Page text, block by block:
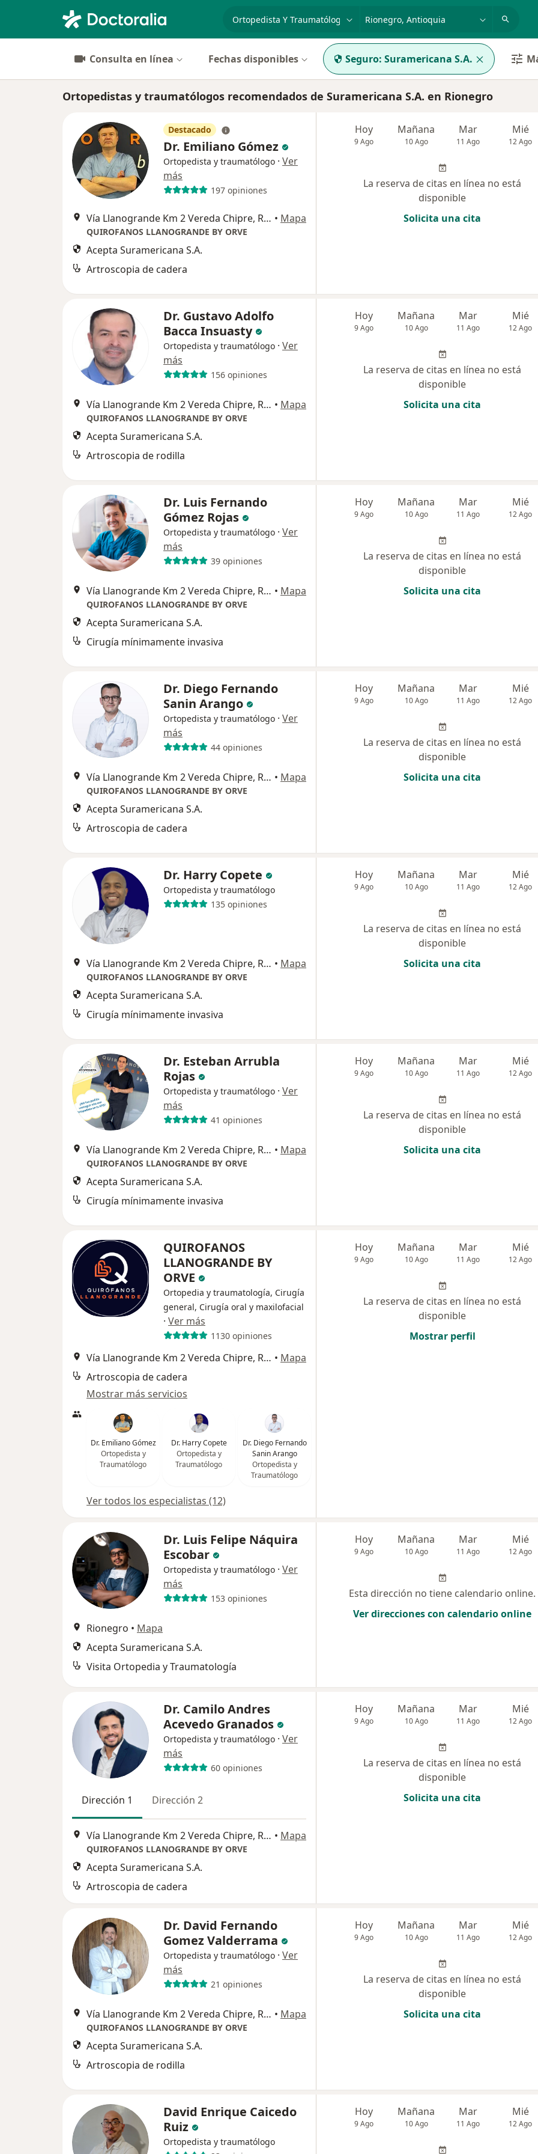
especialidad, enfermedad o nombre
Consulta en línea Fechas disponibles Seguro: Suramericana S.A.
Ortopedistas y traumatólogos recomendados de Suramericana S.A. en Rionegro
Destacado
Dr. Emiliano Gómez
Ortopedista y traumatólogo · Ver
más
197 opiniones
Vía Llanogrande Km 2 Vereda Chipre, Rionegro • Mapa
QUIROFANOS LLANOGRANDE BY ORVE
Acepta Suramericana S.A.
Artroscopia de cadera
Hoy
9 Ago
Mañana
10 Ago
Mar
11 Ago
Mié
12 Ago
La reserva de citas en línea no está
disponible
Solicita una cita
Dr. Gustavo Adolfo
Bacca Insuasty
Ortopedista y traumatólogo · Ver
más
156 opiniones
Vía Llanogrande Km 2 Vereda Chipre, Rionegro • Mapa
QUIROFANOS LLANOGRANDE BY ORVE
Acepta Suramericana S.A.
Artroscopia de rodilla
Hoy
9 Ago
Mañana
10 Ago
Mar
11 Ago
Mié
12 Ago
La reserva de citas en línea no está
disponible
Solicita una cita
Dr. Luis Fernando
Gómez Rojas
Ortopedista y traumatólogo · Ver
más
39 opiniones
Vía Llanogrande Km 2 Vereda Chipre, Rionegro • Mapa
QUIROFANOS LLANOGRANDE BY ORVE
Acepta Suramericana S.A.
Cirugía mínimamente invasiva
Hoy
9 Ago
Mañana
10 Ago
Mar
11 Ago
Mié
12 Ago
La reserva de citas en línea no está
disponible
Solicita una cita
Dr. Diego Fernando
Sanin Arango
Ortopedista y traumatólogo · Ver
más
44 opiniones
Vía Llanogrande Km 2 Vereda Chipre, Rionegro • Mapa
QUIROFANOS LLANOGRANDE BY ORVE
Acepta Suramericana S.A.
Artroscopia de cadera
Hoy
9 Ago
Mañana
10 Ago
Mar
11 Ago
Mié
12 Ago
La reserva de citas en línea no está
disponible
Solicita una cita
Dr. Harry Copete
Ortopedista y traumatólogo
135 opiniones
Vía Llanogrande Km 2 Vereda Chipre, Rionegro • Mapa
QUIROFANOS LLANOGRANDE BY ORVE
Acepta Suramericana S.A.
Cirugía mínimamente invasiva
Hoy
9 Ago
Mañana
10 Ago
Mar
11 Ago
Mié
12 Ago
La reserva de citas en línea no está
disponible
Solicita una cita
Dr. Esteban Arrubla
Rojas
Ortopedista y traumatólogo · Ver
más
41 opiniones
Vía Llanogrande Km 2 Vereda Chipre, Rionegro • Mapa
QUIROFANOS LLANOGRANDE BY ORVE
Acepta Suramericana S.A.
Cirugía mínimamente invasiva
Hoy
9 Ago
Mañana
10 Ago
Mar
11 Ago
Mié
12 Ago
La reserva de citas en línea no está
disponible
Solicita una cita
QUIROFANOS
LLANOGRANDE BY
ORVE
Ortopedia y traumatología, Cirugía
general, Cirugía oral y maxilofacial
· Ver más
1130 opiniones
Vía Llanogrande Km 2 Vereda Chipre, Rionegro • Mapa
Artroscopia de cadera
Mostrar más servicios
Dr. Emiliano Gómez
Ortopedista y
Traumatólogo
Dr. Harry Copete
Ortopedista y
Traumatólogo
Dr. Diego Fernando
Sanin Arango
Ortopedista y
Traumatólogo
Ver todos los especialistas (12)
Hoy
9 Ago
Mañana
10 Ago
Mar
11 Ago
Mié
12 Ago
La reserva de citas en línea no está
disponible
Mostrar perfil
Dr. Luis Felipe Náquira
Escobar
Ortopedista y traumatólogo · Ver
más
153 opiniones
Rionegro • Mapa
Acepta Suramericana S.A.
Visita Ortopedia y Traumatología
Hoy
9 Ago
Mañana
10 Ago
Mar
11 Ago
Mié
12 Ago
Esta dirección no tiene calendario online.
Ver direcciones con calendario online
Dr. Camilo Andres
Acevedo Granados
Ortopedista y traumatólogo · Ver
más
60 opiniones
Dirección 1 Dirección 2
Vía Llanogrande Km 2 Vereda Chipre, Rionegro • Mapa
QUIROFANOS LLANOGRANDE BY ORVE
Acepta Suramericana S.A.
Artroscopia de cadera
Hoy
9 Ago
Mañana
10 Ago
Mar
11 Ago
Mié
12 Ago
La reserva de citas en línea no está
disponible
Solicita una cita
Dr. David Fernando
Gomez Valderrama
Ortopedista y traumatólogo · Ver
más
21 opiniones
Vía Llanogrande Km 2 Vereda Chipre, Rionegro • Mapa
QUIROFANOS LLANOGRANDE BY ORVE
Acepta Suramericana S.A.
Artroscopia de rodilla
Hoy
9 Ago
Mañana
10 Ago
Mar
11 Ago
Mié
12 Ago
La reserva de citas en línea no está
disponible
Solicita una cita
David Enrique Caicedo
Ruiz
Ortopedista y traumatólogo
Hoy
9 Ago
Mañana
10 Ago
Mar
11 Ago
Mié
12 Ago